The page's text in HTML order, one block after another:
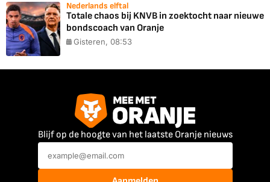
Nederlands elftal
Totale chaos bij KNVB in zoektocht naar nieuwe
bondscoach van Oranje
Gisteren, 08:53
Blijf op de hoogte van het laatste Oranje nieuws